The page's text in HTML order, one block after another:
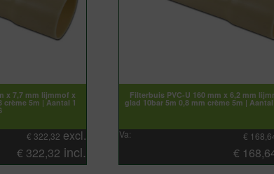
x 7,7 mm lijmmof x
crème 5m | Aantal 1
€ 322,32 excl.
€ 322,32 incl.
Filterbuis PVC-U 160 mm x 6,2 mm
glad 10bar 5m 0,8 mm crème 5m | Aantal
Va: €
€